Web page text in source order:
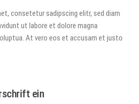
consetetur sadipscing elitr, sed diam
ut labore et dolore magna
At vero eos et accusam et justo
ein